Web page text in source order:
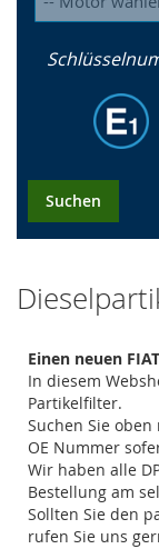
Suchen
Einen neuen
In diesem
Partikelfilter.
Suchen Sie
OE Nummer
Wir haben alle
Bestellung am
Sollten Sie den
rufen Sie uns